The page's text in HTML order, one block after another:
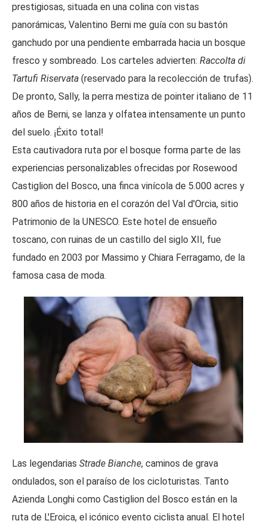
prestigiosas, situada en una colina con vistas
panorámicas, Valentino Berni me guía con su bastón
ganchudo por una pendiente embarrada hacia un bosque
fresco y sombreado. Los carteles advierten: Raccolta di
Tartufi Riservata (reservado para la recolección de trufas).
De pronto, Sally, la perra mestiza de pointer italiano de 11
años de Berni, se lanza y olfatea intensamente un punto
del suelo. ¡Éxito total!
Esta cautivadora ruta por el bosque forma parte de las
experiencias personalizables ofrecidas por Rosewood
Castiglion del Bosco, una finca vinícola de 5.000 acres y
800 años de historia en el corazón del Val d'Orcia, sitio
Patrimonio de la UNESCO. Este hotel de ensueño
toscano, con ruinas de un castillo del siglo XII, fue
fundado en 2003 por Massimo y Chiara Ferragamo, de la
famosa casa de moda.
Las legendarias Strade Bianche, caminos de grava
ondulados, son el paraíso de los cicloturistas. Tanto
Azienda Longhi como Castiglion del Bosco están en la
ruta de L'Eroica, el icónico evento ciclista anual. El hotel